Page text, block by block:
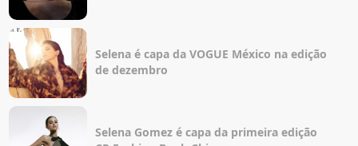
Selena é capa da VOGUE México na edição
de dezembro
Selena Gomez é capa da primeira edição